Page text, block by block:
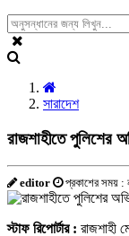
সারাদেশ
রাজশাহীতে পুলিশের
editor প্রকাশের সময়
স্টাফ রিপোর্টার : রাজশাহী